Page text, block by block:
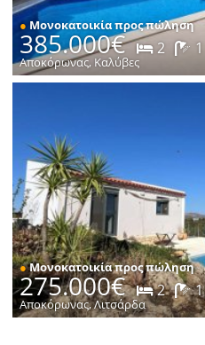
● Μονοκατοικία προς πώληση
385.000€ 2 1
Αποκόρωνας, Καλύβες
●Μονοκατοικία προς πώληση
275.000€ 2 1
Αποκόρωνας, Λιτσάρδα